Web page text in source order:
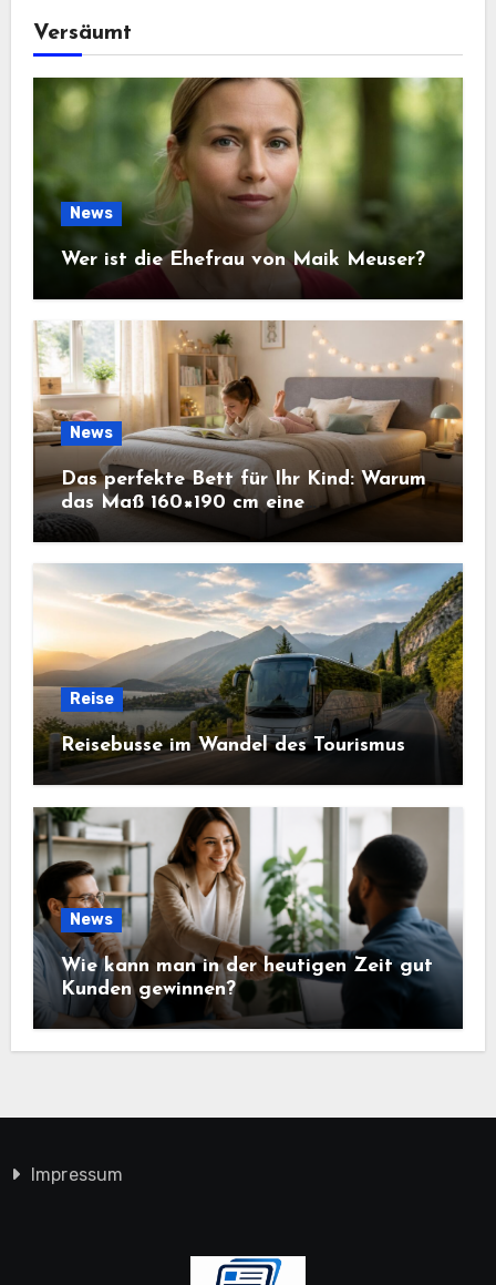
Versäumt
News
Wer ist die Ehefrau von Maik Meuser?
News
Das perfekte Bett für Ihr Kind: Warum
das Maß 160×190 cm eine
ausgezeichnete Wahl ist
Reise
Reisebusse im Wandel des Tourismus
News
Wie kann man in der heutigen Zeit gut
Kunden gewinnen?
Impressum